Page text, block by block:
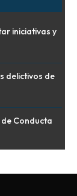
iniciativas y
delictivos de
de Conducta